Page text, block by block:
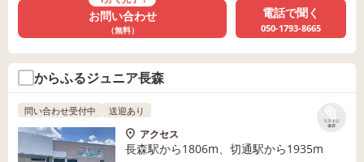
お問い合わせ
（無料）
電話で聞く
050-1793-8665
からふるジュニア長森
リストに
保存
問い合わせ受付中 送迎あり
アクセス
長森駅から1806m、切通駅から1935m